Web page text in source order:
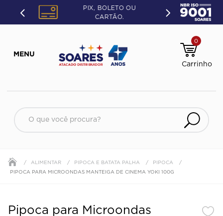
PIX, BOLETO OU
CARTÃO.
0
O que você procura?
ALIMENTAR PIPOCA E BATATA PALHA
PIPOCA
PIPOCA PARA MICROONDAS MANTEIGA DE CINEMA YOKI 100G
Pipoca para Microondas